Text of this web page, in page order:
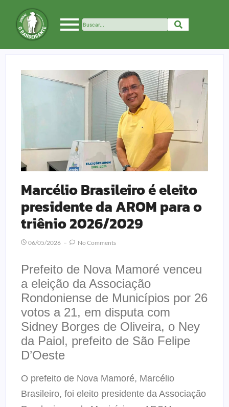
Marcélio Brasileiro é eleito
presidente da AROM para o
triênio 2026/2029
06/05/2026 No Comments
Prefeito de Nova Mamoré venceu
a eleição da Associação
Rondoniense de Municípios por 26
votos a 21, em disputa com
Sidney Borges de Oliveira, o Ney
da Paiol, prefeito de São Felipe
D’Oeste
O prefeito de Nova Mamoré, Marcélio
Brasileiro, foi eleito presidente da Associação